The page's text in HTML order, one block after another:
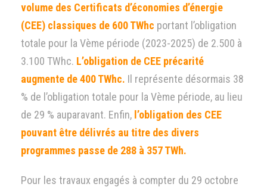
volume des Certificats d’économies d’énergie
(CEE) classiques de 600 TWhc portant l’obligation
totale pour la Vème période (2023-2025) de 2.500 à
3.100 TWhc. L’obligation de CEE précarité
augmente de 400 TWhc. Il représente désormais 38
% de l’obligation totale pour la Vème période, au lieu
de 29 % auparavant. Enfin, l’obligation des CEE
pouvant être délivrés au titre des divers
programmes passe de 288 à 357 TWh.
Pour les travaux engagés à compter du 29 octobre